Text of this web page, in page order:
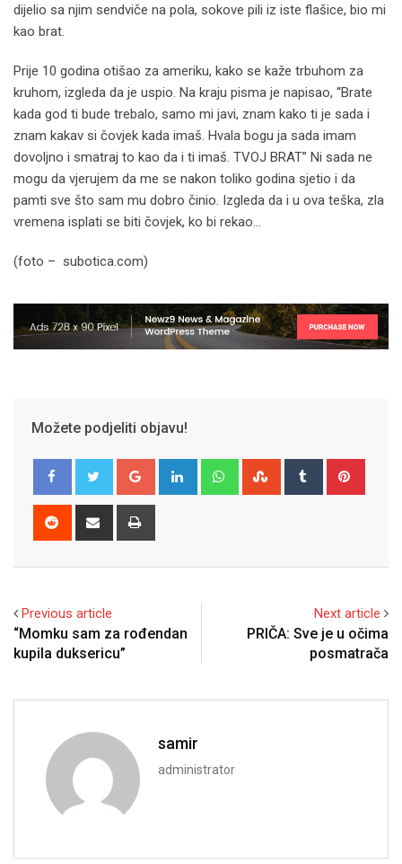
dijelio sa njim sendviče na pola, sokove pili iz iste flašice, bio mi
kao brat.
Prije 10 godina otišao za ameriku, kako se kaže trbuhom za
kruhom, izgleda da je uspio. Na kraju pisma je napisao, “Brate
kada god ti bude trebalo, samo mi javi, znam kako ti je sada i
znam kakav si čovjek kada imaš. Hvala bogu ja sada imam
dovoljno i smatraj to kao da i ti imaš. TVOJ BRAT” Ni sada ne
mogu da vjerujem da me se nakon toliko godina sjetio i da
pamti sve što sam mu dobro činio. Izgleda da i u ova teška, zla
vremena isplati se biti čovjek, ko bi rekao…
(foto – subotica.com)
Možete podjeliti objavu!
Google+ LinkedIn WhatsappStumbleUpon
Tumblr
Reddit
Share
Previous article
“Momku sam za rođendan
kupila duksericu”
Next article
PRIČA: Sve je u očima
posmatrača
samir
administrator